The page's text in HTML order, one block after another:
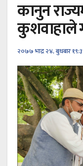
कानुन
कुशवाहाले
२०७७ भाद्र २४, बुधबार